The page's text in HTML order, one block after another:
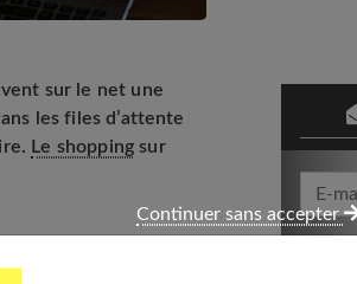
sur le net une
les files d’attente
Le shopping sur
Votre
Continuer sans accepter